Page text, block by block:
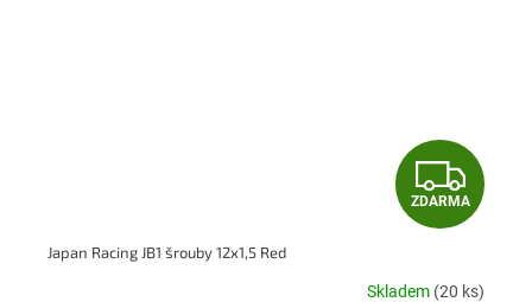
Z
D
A
ZDARMA
Japan Racing JB1 šrouby 12x1,5 Red
Skladem (20 ks)